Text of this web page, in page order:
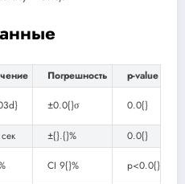
Погрешность
p-value
±0.0{}σ 0.0{}
±{}.{}%
0.0{}
CI 9{}% p<0.0{}